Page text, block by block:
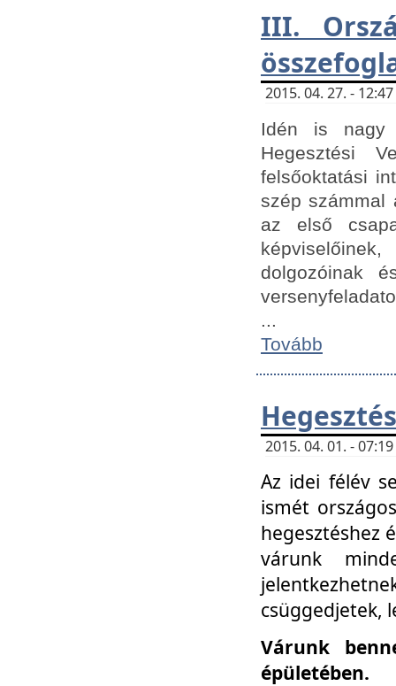
III.
2015. 04. 27. -
Idén is nagy
Hegesztési
felsőoktatási
szép számmal
az első
dolgozóinak
...
Tovább
2015. 04. 01. -
Az idei félév
ismét
hegesztéshez
várunk
csüggedjetek,
Várunk
épületében.